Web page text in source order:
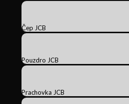
Čep JCB
Pouzdro JCB
Prachovka JCB